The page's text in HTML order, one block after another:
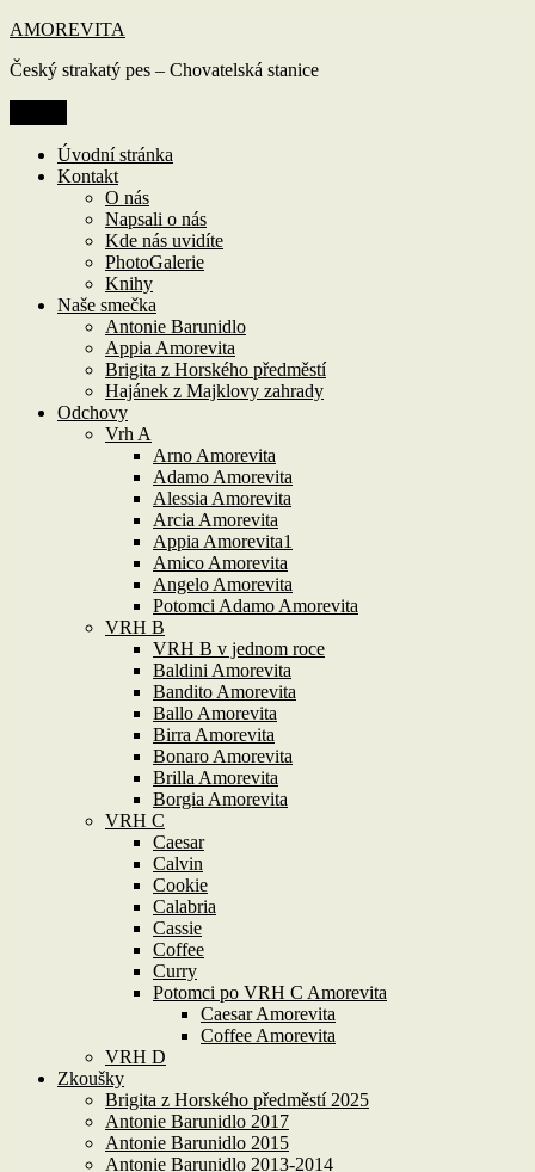
Přejít
obsahu
AMOREVITA
Český strakatý pes – Chovatelská stanice
Úvodní stránka
Kontakt
O nás
Napsali o nás
Kde nás uvidíte
PhotoGalerie
Knihy
Naše smečka
Antonie Barunidlo
Appia Amorevita
Brigita z Horského předměstí
Hajánek z Majklovy zahrady
Odchovy
Vrh A
Arno Amorevita
Adamo Amorevita
Alessia Amorevita
Arcia Amorevita
Appia Amorevita1
Amico Amorevita
Angelo Amorevita
Potomci Adamo Amorevita
VRH B
VRH B v jednom roce
Baldini Amorevita
Bandito Amorevita
Ballo Amorevita
Birra Amorevita
Bonaro Amorevita
Brilla Amorevita
Borgia Amorevita
VRH C
Caesar
Calvin
Cookie
Calabria
Cassie
Coffee
Curry
Potomci po VRH C Amorevita
Caesar Amorevita
Coffee Amorevita
VRH D
Zkoušky
Brigita z Horského předměstí 2025
Antonie Barunidlo 2017
Antonie Barunidlo 2015
Antonie Barunidlo 2013-2014